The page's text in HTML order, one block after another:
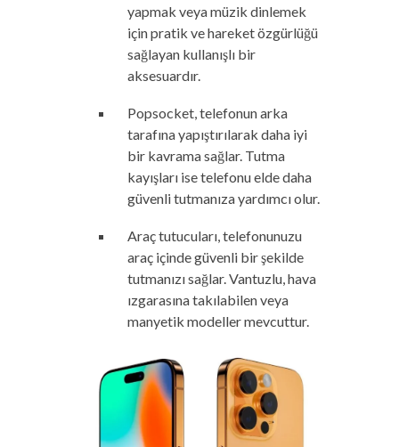
yapmak veya müzik dinlemek
için pratik ve hareket özgürlüğü
sağlayan kullanışlı bir
aksesuardır.
Popsocket, telefonun arka
tarafına yapıştırılarak daha iyi
bir kavrama sağlar. Tutma
kayışları ise telefonu elde daha
güvenli tutmanıza yardımcı olur.
Araç tutucuları, telefonunuzu
araç içinde güvenli bir şekilde
tutmanızı sağlar. Vantuzlu, hava
ızgarasına takılabilen veya
manyetik modeller mevcuttur.